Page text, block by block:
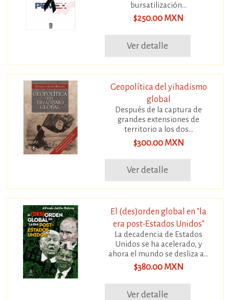
bursatilización...
$250.00 MXN
Ver detalle
Geopolítica del yihadismo
global
Después de la captura de
grandes extensiones de
territorio a los dos...
$300.00 MXN
Ver detalle
El (des)orden global en "la
era post-Estados Unidos"
La decadencia de Estados
Unidos se ha acelerado, y
ahora el mundo se desliza a...
$380.00 MXN
Ver detalle